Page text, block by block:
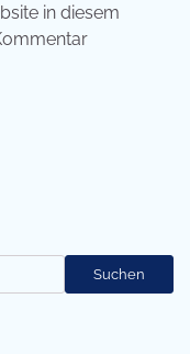
in diesem
Suchen